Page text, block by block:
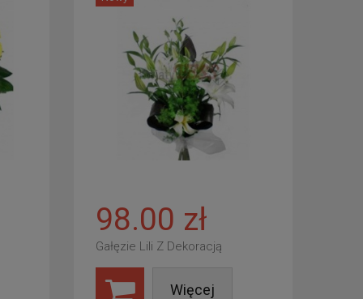
98.00 zł
Gałęzie Lili Z Dekoracją
Więcej